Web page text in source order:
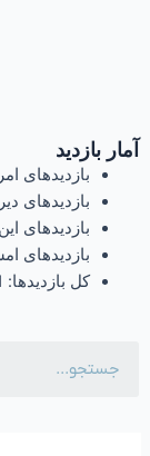
آمار بازدید
بازدیدهای
بازدیدهای
بازدیدهای
بازدیدهای
کل بازدیدها: